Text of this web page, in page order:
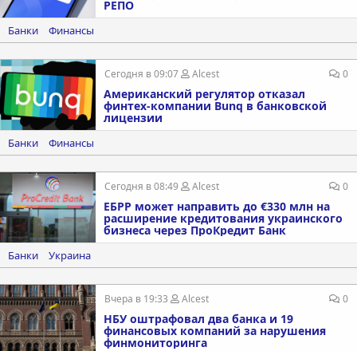
РЕПО
Банки Финансы
Американский регулятор отказал
финтех-компании Bunq в банковской
лицензии
Сегодня в 09:07 Alcest 0
Банки Финансы
ЕБРР может направить до €330 млн на
расширение кредитования украинского
бизнеса через ПроКредит Банк
Сегодня в 08:49 Alcest 0
Банки Украина
НБУ оштрафовал два банка и 19
финансовых компаний за нарушения
финмониторинга
Вчера в 19:33 Alcest 0